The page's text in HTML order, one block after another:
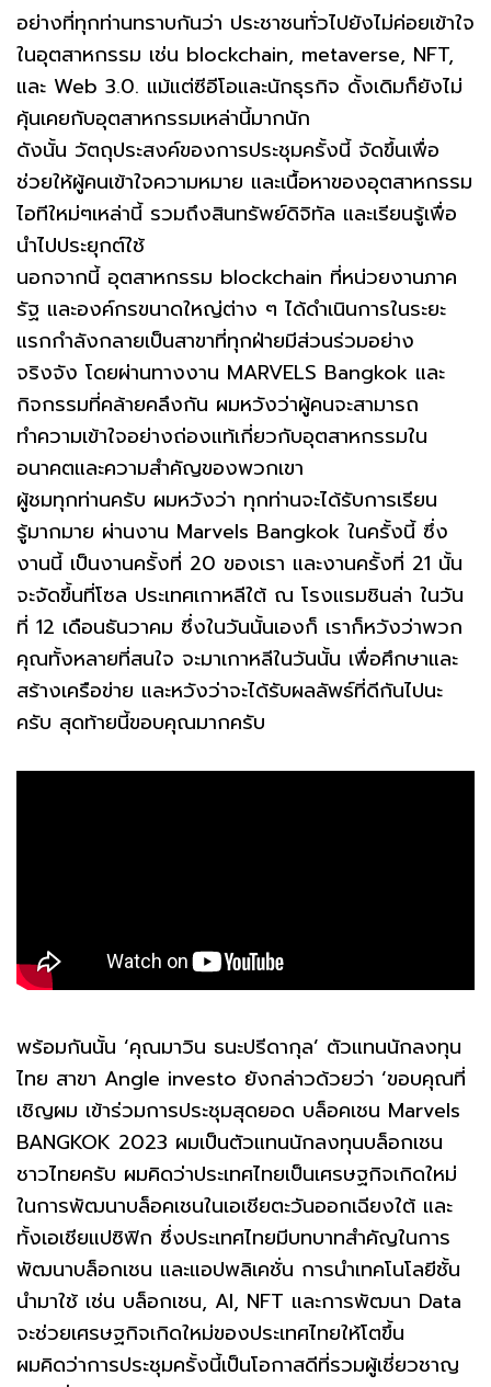
อย่างที่ทุกท่านทราบกันว่า ประชาชนทั่วไปยังไม่ค่อยเข้าใจ
ในอุตสาหกรรม เช่น blockchain, metaverse, NFT,
และ Web 3.0. แม้แต่ซีอีโอและนักธุรกิจ ดั้งเดิมก็ยังไม่
คุ้นเคยกับอุตสาหกรรมเหล่านี้มากนัก
ดังนั้น วัตถุประสงค์ของการประชุมครั้งนี้ จัดขึ้นเพื่อ
ช่วยให้ผู้คนเข้าใจความหมาย และเนื้อหาของอุตสาหกรรม
ไอทีใหม่ๆเหล่านี้ รวมถึงสินทรัพย์ดิจิทัล และเรียนรู้เพื่อ
นำไปประยุกต์ใช้
นอกจากนี้ อุตสาหกรรม blockchain ที่หน่วยงานภาค
รัฐ และองค์กรขนาดใหญ่ต่าง ๆ ได้ดำเนินการในระยะ
แรกกำลังกลายเป็นสาขาที่ทุกฝ่ายมีส่วนร่วมอย่าง
จริงจัง โดยผ่านทางงาน MARVELS Bangkok และ
กิจกรรมที่คล้ายคลึงกัน ผมหวังว่าผู้คนจะสามารถ
ทำความเข้าใจอย่างถ่องแท้เกี่ยวกับอุตสาหกรรมใน
อนาคตและความสำคัญของพวกเขา
ผู้ชมทุกท่านครับ ผมหวังว่า ทุกท่านจะได้รับการเรียน
รู้มากมาย ผ่านงาน Marvels Bangkok ในครั้งนี้ ซึ่ง
งานนี้ เป็นงานครั้งที่ 20 ของเรา และงานครั้งที่ 21 นั้น
จะจัดขึ้นที่โซล ประเทศเกาหลีใต้ ณ โรงแรมชินล่า ในวัน
ที่ 12 เดือนธันวาคม ซึ่งในวันนั้นเองก็ เราก็หวังว่าพวก
คุณทั้งหลายที่สนใจ จะมาเกาหลีในวันนั้น เพื่อศึกษาและ
สร้างเครือข่าย และหวังว่าจะได้รับผลลัพธ์ที่ดีกันไปนะ
ครับ สุดท้ายนี้ขอบคุณมากครับ
พร้อมกันนั้น ‘คุณมาวิน ธนะปรีดากุล’ ตัวแทนนักลงทุน
ไทย สาขา Angle investo ยังกล่าวด้วยว่า ‘ขอบคุณที่
เชิญผม เข้าร่วมการประชุมสุดยอด บล็อคเชน Marvels
BANGKOK 2023 ผมเป็นตัวแทนนักลงทุนบล็อกเชน
ชาวไทยครับ ผมคิดว่าประเทศไทยเป็นเศรษฐกิจเกิดใหม่
ในการพัฒนาบล็อคเชนในเอเชียตะวันออกเฉียงใต้ และ
ทั้งเอเชียแปซิฟิก ซึ่งประเทศไทยมีบทบาทสำคัญในการ
พัฒนาบล็อกเชน และแอปพลิเคชั่น การนำเทคโนโลยีชั้น
นำมาใช้ เช่น บล็อกเชน, AI, NFT และการพัฒนา Data
จะช่วยเศรษฐกิจเกิดใหม่ของประเทศไทยให้โตขึ้น
ผมคิดว่าการประชุมครั้งนี้เป็นโอกาสดีที่รวมผู้เชี่ยวชาญ